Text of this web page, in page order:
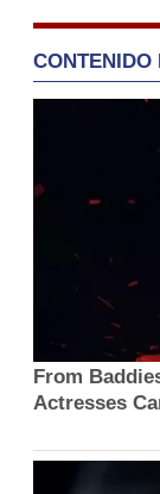
CONTENIDO
From
Actresses